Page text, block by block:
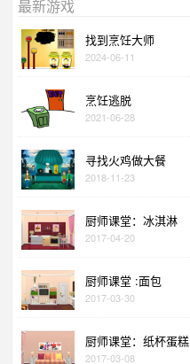
最新游戏
找到烹饪大师
2024-06-11
烹饪逃脱
2021-06-28
寻找火鸡做大餐
2018-11-23
厨师课堂：冰淇淋
2017-04-20
厨师课堂 :面包
2017-03-30
厨师课堂：纸杯蛋糕
2017-03-08